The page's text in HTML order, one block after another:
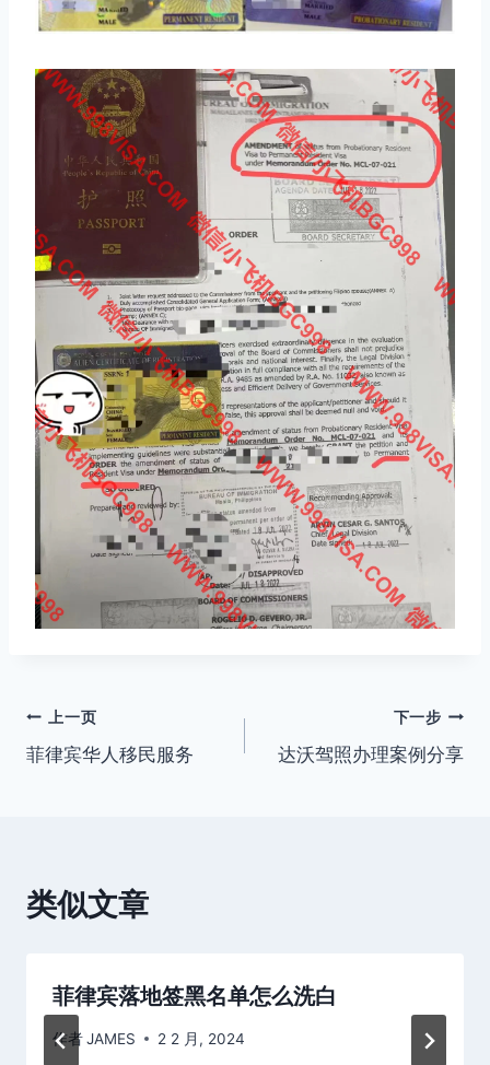
文
章
上一页
菲律宾华人移民服务
下一步
达沃驾照办理案例分享
类似文章
菲律宾落地签黑名单怎么洗白
作者JAMES 2 2 月, 2024